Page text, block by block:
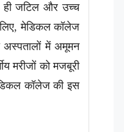
ही जटिल और उच्च
मेडिकल कॉलेज
अस्पतालों में अमूमन
मरीजों को मजबूरी
कॉलेज की इस